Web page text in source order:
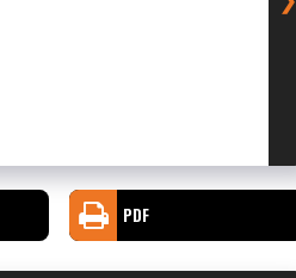
PDF